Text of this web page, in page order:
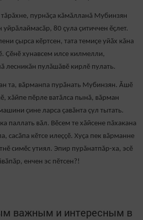
пурнăçа кăмăлланă Мубинзян
уйрӑлаймасӑр, 80 ҫула çитиччен ӗҫлет.
ҫырса кӗртсен, тата темиҫе уйӑх кăна
Ҫӗнӗ хунавсем илсе килмелли,
лесникăн пулăшăвӗ кирлӗ пулать.
та, вӑрманпа пурӑнать Мубинзян. Ăшӗ
хăйпе пӗрле ватăлса пынă, вăрман
çине ларса çавăнта çул тытать.
паллать вăл. Вӗсем те хăйсене пăхакана
сасӑпа кӗтсе илеççӗ. Хуҫа пек вăрманне
симӗс утиял. Эпир пурăнатпăр-ха, эсӗ
енчен эс пӗтсен?!
важным и интересным в